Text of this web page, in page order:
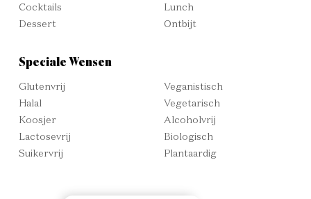
Cocktails
Dessert
Lunch
Ontbijt
Speciale Wensen
Glutenvrij
Halal
Koosjer
Lactosevrij
Suikervrij
Veganistisch
Vegetarisch
Alcoholvrij
Biologisch
Plantaardig